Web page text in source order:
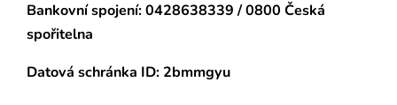
Bankovní spojení:0428638339 / 0800 Česká
spořitelna
Datová schránka ID: 2bmmgyu